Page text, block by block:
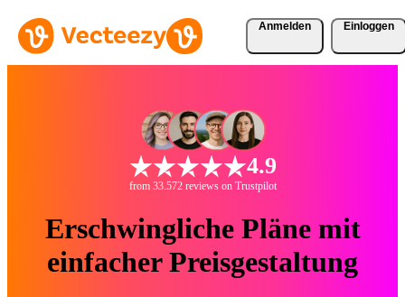
Anmelden Einloggen
4.9
from 33.572 reviews on Trustpilot
Erschwingliche Pläne mit
einfacher Preisgestaltung